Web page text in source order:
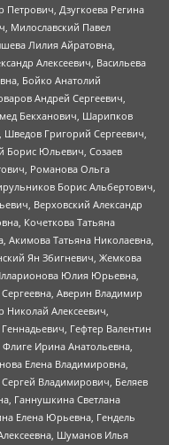
Дзугкоева Регина
Милославский Павел
Лилия Айратовна,
Алексеевич, Васильева
Бойко Анатолий
Андрей Сергеевич,
Бекханович, Шарипков
Григорий Сергеевич,
Борис Юльевич, Созаев
Романова Ольга
Борис Альбертович,
Верховский Александр
Кочеткова Татьяна
Акимова Татьяна Николаевна,
Ян Збигневич, Жемкова
Юлия Юрьевна,
Аверин Владимир
Алексеевич,
Гефтер Валентин
Ирина Анатольевна,
Елена Владимировна,
Владимирович, Беляев
Ганнушкина Светлана
Елена Юрьевна, Гендель
Шуманов Илья